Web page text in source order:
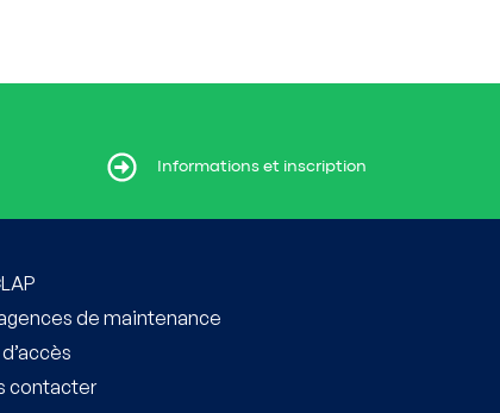
Informations et inscription
de maintenance
contacter